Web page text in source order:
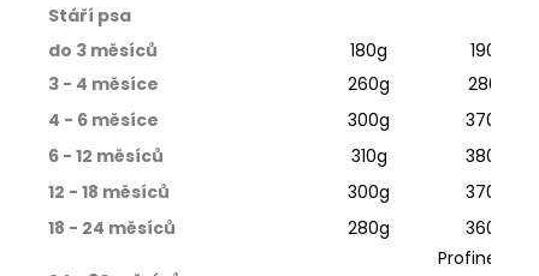
Stáří psa
do 3 měsíců
180g
190g
3 - 4 měsíce
260g
280g
4 - 6 měsíce
300g
370g
6 - 12 měsíců
310g
380g
12 - 18 měsíců
300g
370g
18 - 24 měsíců
280g 360g
Profine